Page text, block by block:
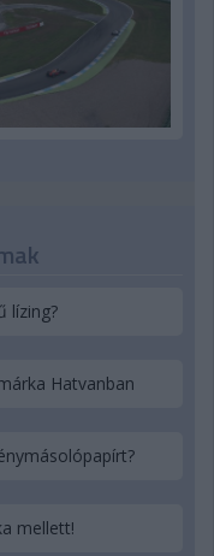
lízing?
Hatvanban
mellett!